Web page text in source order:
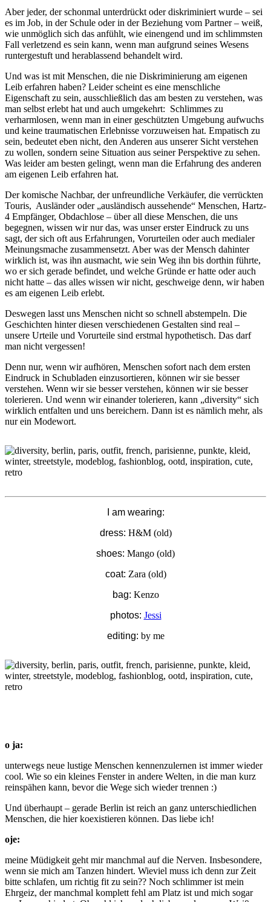
Aber jeder, der schonmal unterdrückt oder diskriminiert wurde – sei
es im Job, in der Schule oder in der Beziehung vom Partner – weiß,
wie unmöglich sich das anfühlt, wie einengend und im schlimmsten
Fall verletzend es sein kann, wenn man aufgrund seines Wesens
runtergestuft und herablassend behandelt wird.
Und was ist mit Menschen, die nie Diskriminierung am eigenen
Leib erfahren haben? Leider scheint es eine menschliche
Eigenschaft zu sein, ausschließlich das am besten zu verstehen, was
man selbst erlebt hat und auch umgekehrt: Schlimmes zu
verharmlosen, wenn man in einer geschützten Umgebung aufwuchs
und keine traumatischen Erlebnisse vorzuweisen hat. Empatisch zu
sein, bedeutet eben nicht, den Anderen aus unserer Sicht verstehen
zu wollen, sondern seine Situation aus seiner Perspektive zu sehen.
Was leider am besten gelingt, wenn man die Erfahrung des anderen
am eigenen Leib erfahren hat.
Der komische Nachbar, der unfreundliche Verkäufer, die verrückten
Touris, Ausländer oder „ausländisch aussehende“ Menschen, Hartz-
4 Empfänger, Obdachlose – über all diese Menschen, die uns
begegnen, wissen wir nur das, was unser erster Eindruck zu uns
sagt, der sich oft aus Erfahrungen, Vorurteilen oder auch medialer
Meinungsmache zusammensetzt. Aber was der Mensch dahinter
wirklich ist, was ihn ausmacht, wie sein Weg ihn bis dorthin führte,
wo er sich gerade befindet, und welche Gründe er hatte oder auch
nicht hatte – das alles wissen wir nicht, geschweige denn, wir haben
es am eigenen Leib erlebt.
Deswegen lasst uns Menschen nicht so schnell abstempeln. Die
Geschichten hinter diesen verschiedenen Gestalten sind real –
unsere Urteile und Vorurteile sind erstmal hypothetisch. Das darf
man nicht vergessen!
Denn nur, wenn wir aufhören, Menschen sofort nach dem ersten
Eindruck in Schubladen einzusortieren, können wir sie besser
verstehen. Wenn wir sie besser verstehen, können wir sie besser
tolerieren. Und wenn wir einander tolerieren, kann „diversity“ sich
wirklich entfalten und uns bereichern. Dann ist es nämlich mehr, als
nur ein Modewort.
I am wearing:
dress: H&M (old)
shoes: Mango (old)
coat: Zara (old)
bag: Kenzo
photos: Jessi
editing: by me
o ja:
unterwegs neue lustige Menschen kennenzulernen ist immer wieder
cool. Wie so ein kleines Fenster in andere Welten, in die man kurz
reinspähen kann, bevor die Wege sich wieder trennen :)
Und überhaupt – gerade Berlin ist reich an ganz unterschiedlichen
Menschen, die hier koexistieren können. Das liebe ich!
oje:
meine Müdigkeit geht mir manchmal auf die Nerven. Insbesondere,
wenn sie mich am Tanzen hindert. Wieviel muss ich denn zur Zeit
bitte schlafen, um richtig fit zu sein?? Noch schlimmer ist mein
Ehrgeiz, der manchmal komplett fehl am Platz ist und mich sogar